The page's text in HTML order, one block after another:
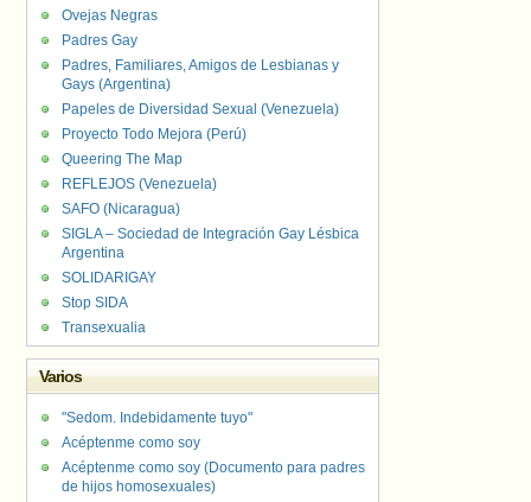
Ovejas Negras
Padres Gay
Padres, Familiares, Amigos de Lesbianas y
Gays (Argentina)
Papeles de Diversidad Sexual (Venezuela)
Proyecto Todo Mejora (Perú)
Queering The Map
REFLEJOS (Venezuela)
SAFO (Nicaragua)
SIGLA – Sociedad de Integración Gay Lésbica
Argentina
SOLIDARIGAY
Stop SIDA
Transexualia
Varios
"Sedom. Indebidamente tuyo"
Acéptenme como soy
Acéptenme como soy (Documento para padres
de hijos homosexuales)